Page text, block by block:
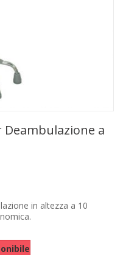
+
a
in altezza a 10